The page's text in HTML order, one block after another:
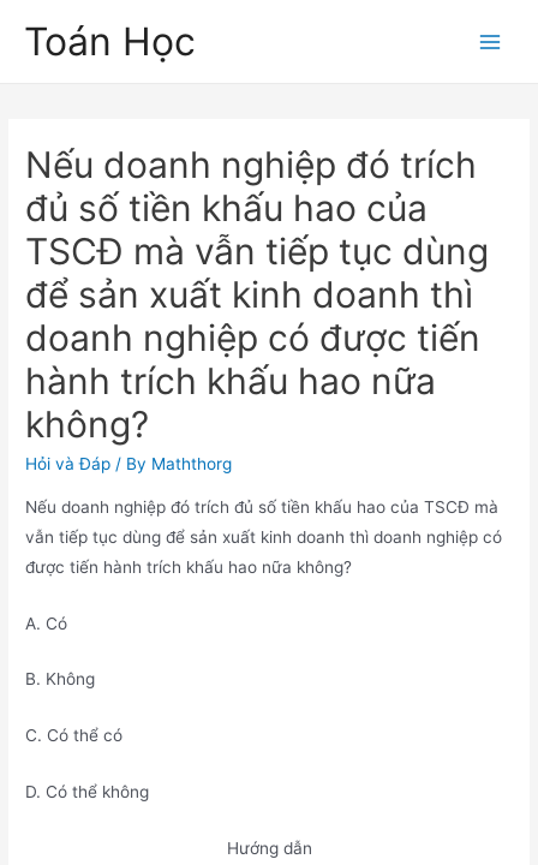
Toán Học
Nếu doanh nghiệp đó trích
đủ số tiền khấu hao của
TSCĐ mà vẫn tiếp tục dùng
để sản xuất kinh doanh thì
doanh nghiệp có được tiến
hành trích khấu hao nữa
không?
Hỏi và Đáp / By Maththorg
Nếu doanh nghiệp đó trích đủ số tiền khấu hao của TSCĐ mà
vẫn tiếp tục dùng để sản xuất kinh doanh thì doanh nghiệp có
được tiến hành trích khấu hao nữa không?
A. Có
B. Không
C. Có thể có
D. Có thể không
Hướng dẫn